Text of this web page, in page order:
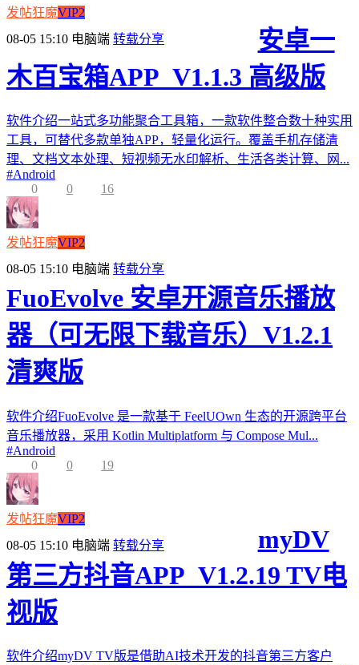
发帖狂魔VIP2
08-05 15:10 电脑端 转载分享
安卓一
木百宝箱APP_V1.1.3 高级版
软件介绍一站式多功能聚合工具箱，一款软件整合数十种实用
工具，可替代多款单独APP，轻量化运行。覆盖手机存储清
理、文档文本处理、短视频无水印解析、生活各类计算、网...
#Android
0
0 16
发帖狂魔VIP2
08-05 15:10 电脑端 转载分享
FuoEvolve 安卓开源音乐播放
器（可无限下载音乐）V1.2.1
清爽版
软件介绍FuoEvolve 是一款基于 FeelUOwn 生态的开源跨平台
音乐播放器，采用 Kotlin Multiplatform 与 Compose Mul...
#Android
0
0 19
发帖狂魔VIP2
08-05 15:10 电脑端 转载分享
myDV
第三方抖音APP_V1.2.19 TV电
视版
软件介绍myDV TV版是借助AI技术开发的抖音第三方客户